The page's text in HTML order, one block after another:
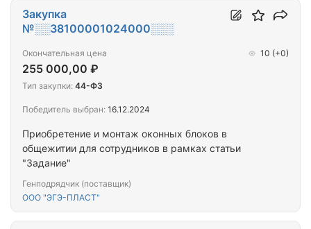
Приобретение и монтаж оконных блоков в
общежитии для сотрудников в рамках статьи
"Задание"
Генподрядчик (поставщик)
ООО "ЭГЭ-ПЛАСТ"
Закупка
№░░38100001024000░░░
Окончательная цена
255 000,00 ₽
10 (+0)
Тип закупки: 44-ФЗ
Победитель выбран: 16.12.2024